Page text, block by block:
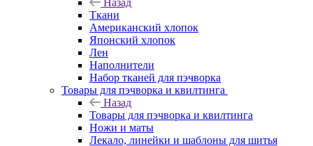
Назад
Ткани
Американский хлопок
Японский хлопок
Лен
Наполнители
Набор тканей для пэчворка
Товары для пэчворка и квилтинга
Назад
Товары для пэчворка и квилтинга
Ножи и маты
Лекало, линейки и шаблоны для шитья